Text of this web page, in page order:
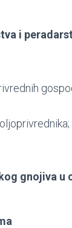
i
gnojiva u